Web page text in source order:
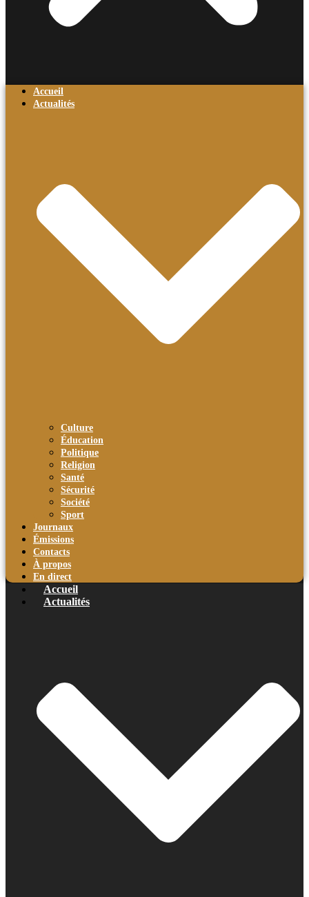
Accueil
Actualités
Culture
Éducation
Politique
Religion
Santé
Sécurité
Société
Sport
Journaux
Émissions
Contacts
À propos
En direct
Accueil
Actualités